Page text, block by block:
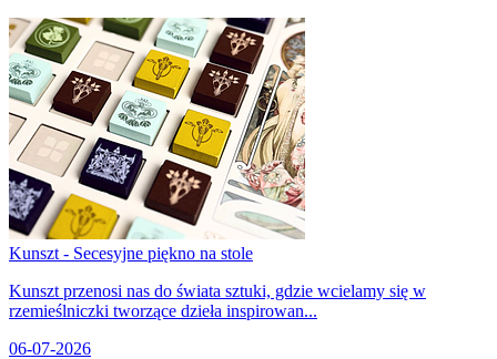
Kunszt - Secesyjne piękno na stole
Kunszt przenosi nas do świata sztuki, gdzie wcielamy się w
rzemieślniczki tworzące dzieła inspirowan...
06-07-2026